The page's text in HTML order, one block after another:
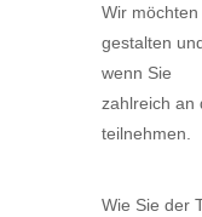
Wir
gestalten
wenn Sie
zahlreich an
teilnehmen.
Wie Sie der